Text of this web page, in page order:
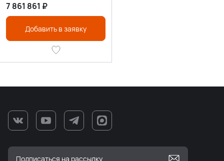
7 861 861 ₽
Добавить в заявку